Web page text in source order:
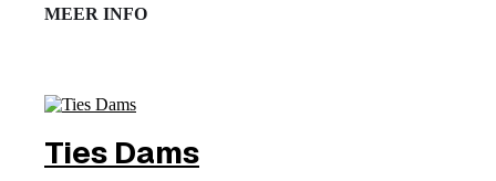
MEER INFO
Ties Dams